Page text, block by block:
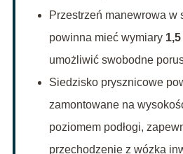
Przestrzeń manewrowa w
powinna mieć wymiary
umożliwić swobodne
Siedzisko prysznicowe
zamontowane na
poziomem podłogi,
przechodzenie z wózka